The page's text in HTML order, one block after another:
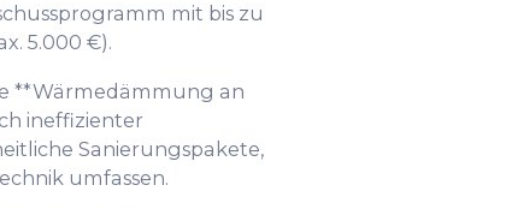
mit bis zu
5.000 €).
**Wärmedämmung an
ineffizienter
Sanierungspakete,
umfassen.